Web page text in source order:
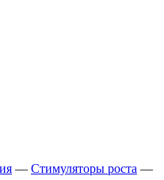
— Стимуляторы роста —